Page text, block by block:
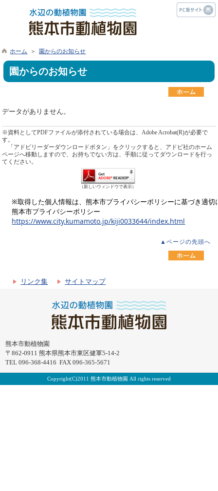
ホーム ＞ 園からのお知らせ
園からのお知らせ
データがありません。
※資料としてPDFファイルが添付されている場合は、Adobe Acrobat(R)が必要で
す。
「アドビリーダーダウンロードボタン」をクリックすると、アドビ社のホーム
ページへ移動しますので、お持ちでない方は、手順に従ってダウンロードを行っ
てください。
（新しいウィンドウで表示）
※取得した個人情報は、熊本市プライバシーポリシーに基づき適切
熊本市プライバシーポリシー
https://www.city.kumamoto.jp/kiji0033644/index.html
▲ページの先頭へ
リンク集 サイトマップ
熊本市動植物園
〒862-0911 熊本県熊本市東区健軍5-14-2
TEL 096-368-4416 FAX 096-365-5671
Copyright(C)2011 熊本市動植物園 All rights reserved